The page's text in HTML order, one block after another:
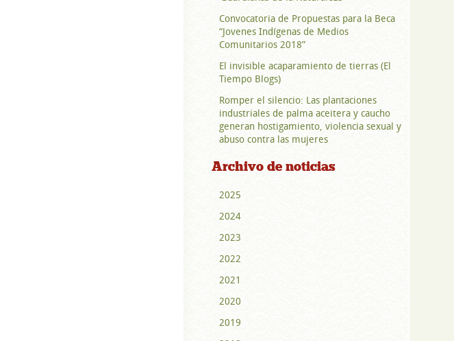
Convocatoria de Propuestas para la Beca
“Jovenes Indígenas de Medios
Comunitarios 2018”
El invisible acaparamiento de tierras (El
Tiempo Blogs)
Romper el silencio: Las plantaciones
industriales de palma aceitera y caucho
generan hostigamiento, violencia sexual y
abuso contra las mujeres
Archivo de noticias
2025
2024
2023
2022
2021
2020
2019